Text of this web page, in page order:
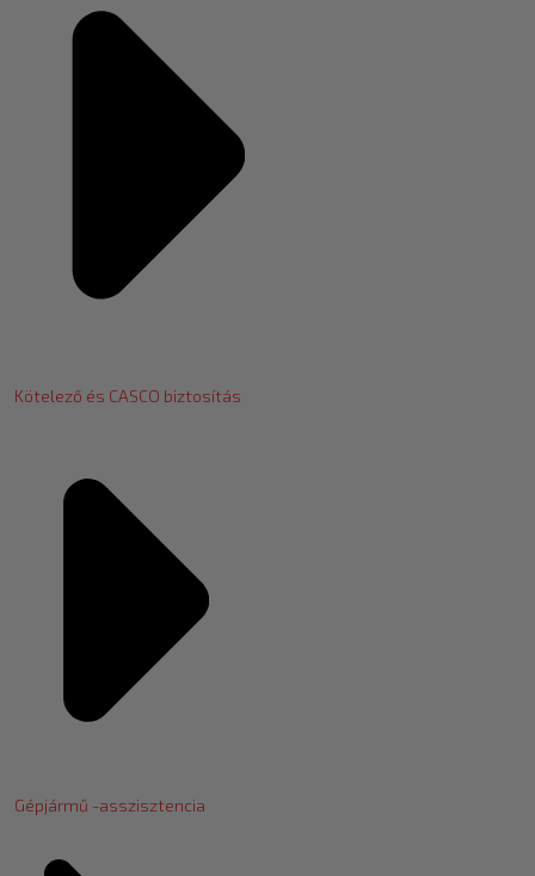
Kötelező és CASCO biztosítás
Gépjármű -asszisztencia